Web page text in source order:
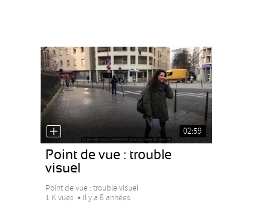
02:59
Point de vue : trouble
visuel
Point de vue : trouble visuel
1 K vues
Il y a 6 années